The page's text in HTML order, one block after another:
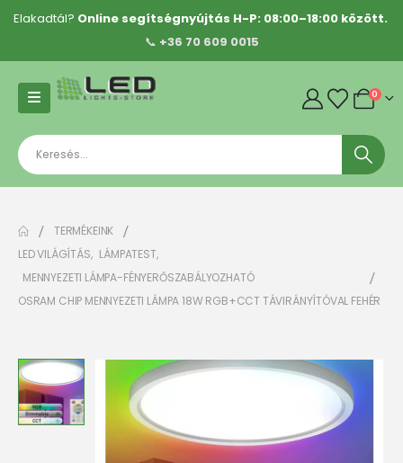
Elakadtál? Online segítségnyújtás H-P: 08:00–18:00 között.
📞 +36 70 609 0015
0
TERMÉKEINK
LED VILÁGÍTÁS, LÁMPATEST,
MENNYEZETI LÁMPA-FÉNYERŐSZABÁLYOZHATÓ
OSRAM CHIP MENNYEZETI LÁMPA 18W RGB+CCT TÁVIRÁNYÍTÓVAL FEHÉR